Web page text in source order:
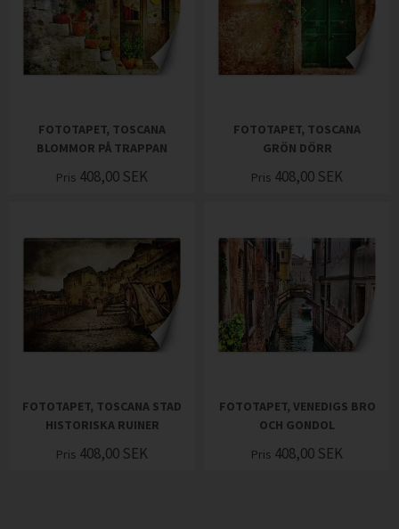
FOTOTAPET, TOSCANA
BLOMMOR PÅ TRAPPAN
Pris 408,00 SEK
FOTOTAPET, TOSCANA
GRÖN DÖRR
Pris 408,00 SEK
FOTOTAPET, TOSCANA STAD
HISTORISKA RUINER
Pris 408,00 SEK
FOTOTAPET, VENEDIGS BRO
OCH GONDOL
Pris 408,00 SEK